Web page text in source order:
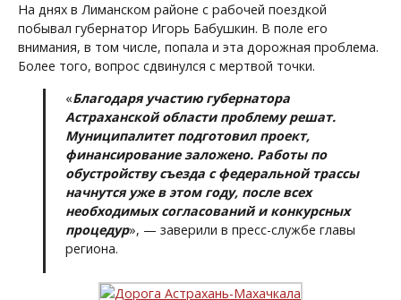
На днях в Лиманском районе с рабочей поездкой
побывал губернатор Игорь Бабушкин. В поле его
внимания, в том числе, попала и эта дорожная проблема.
Более того, вопрос сдвинулся с мертвой точки.
«Благодаря участию губернатора
Астраханской области проблему решат.
Муниципалитет подготовил проект,
финансирование заложено. Работы по
обустройству съезда с федеральной трассы
начнутся уже в этом году, после всех
необходимых согласований и конкурсных
процедур», — заверили в пресс-службе главы
региона.